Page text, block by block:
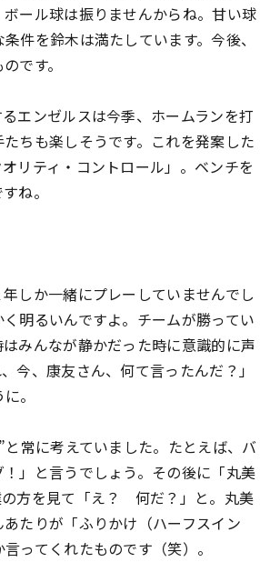
ール球は振りませんからね。甘い球
件を鈴木は満たしています。今後、
です。
エンゼルスは今季、ホームランを打
ちも楽しそうです。これを発案した
リティ・コントロール」。ベンチを
ね。
しか一緒にプレーしていませんでし
明るいんですよ。チームが勝ってい
みんなが静かだった時に意識的に声
今、康友さん、何て言ったんだ？」
。
常に考えていました。たとえば、バ
」と言うでしょう。その後に「丸美
方を見て「え？ 何だ？」と。丸美
たりが「ふりかけ（ハーフスイン
ってくれたものです（笑）。